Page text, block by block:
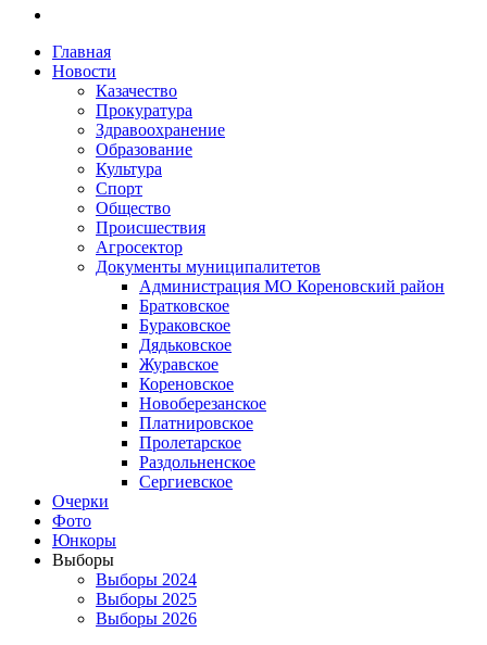
Главная
Новости
Казачество
Прокуратура
Здравоохранение
Образование
Культура
Спорт
Общество
Происшествия
Агросектор
Документы муниципалитетов
Администрация МО Кореновский район
Братковское
Бураковское
Дядьковское
Журавское
Кореновское
Новоберезанское
Платнировское
Пролетарское
Раздольненское
Сергиевское
Очерки
Фото
Юнкоры
Выборы
Выборы 2024
Выборы 2025
Выборы 2026